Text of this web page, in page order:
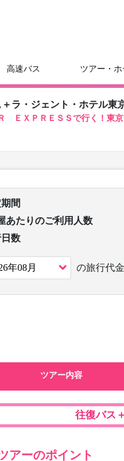
高速バス ツアー・ホ
＋ラ・ジェント・ホテル東
ＥＸＰＲＥＳＳで行く！東
間
あたりのご利用人数
数
の旅行代
ツアー内容
往復バス
アーのポイント